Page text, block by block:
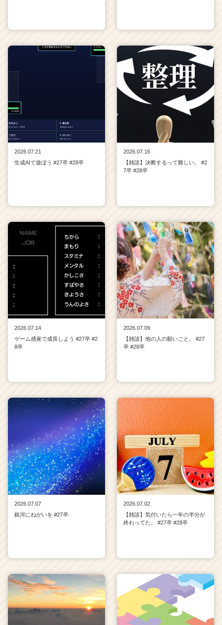
2026.07.21
生成AIで遊ぼう #27卒 #28卒
2026.07.16
【雑談】決断するって難しい。 #2
7卒 #28卒
2026.07.14
ゲーム感覚で成長しよう #27卒 #2
8卒
2026.07.09
【雑談】他の人の願いごと。 #27
卒 #28卒
2026.07.07
銀河にねがいを #27卒
2026.07.02
【雑談】気付いたら一年の半分が
終わってた。 #27卒 #28卒